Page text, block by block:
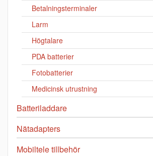
Betalningsterminaler
Larm
Högtalare
PDA batterier
Fotobatterier
Medicinsk utrustning
Batteriladdare
Nätadapters
Mobiltele tillbehör